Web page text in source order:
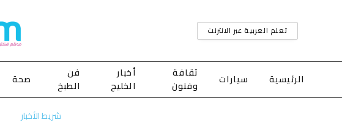
تعلم العربية عبر الانترنت
الرئيسية سيارات
ثقافة
وفنون
أخبار
الخليج
فن
الطبخ
صحة
شريط الأخبار